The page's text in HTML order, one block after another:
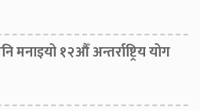
मनाइयो १२औँ अन्तर्राष्ट्रिय योग